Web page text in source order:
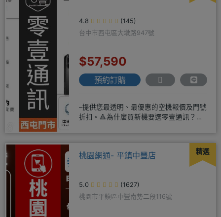
4.8
(145)
台中市西屯區大墩路947號
$57,590
預約訂購
–提供您最透明、最優惠的空機報價及門號
折扣。🔺為什麼買新機要選零壹通訊？
精選
桃園網通- 平鎮中豐店
5.0
(1627)
桃園市平鎮區中豐南勢二段116號